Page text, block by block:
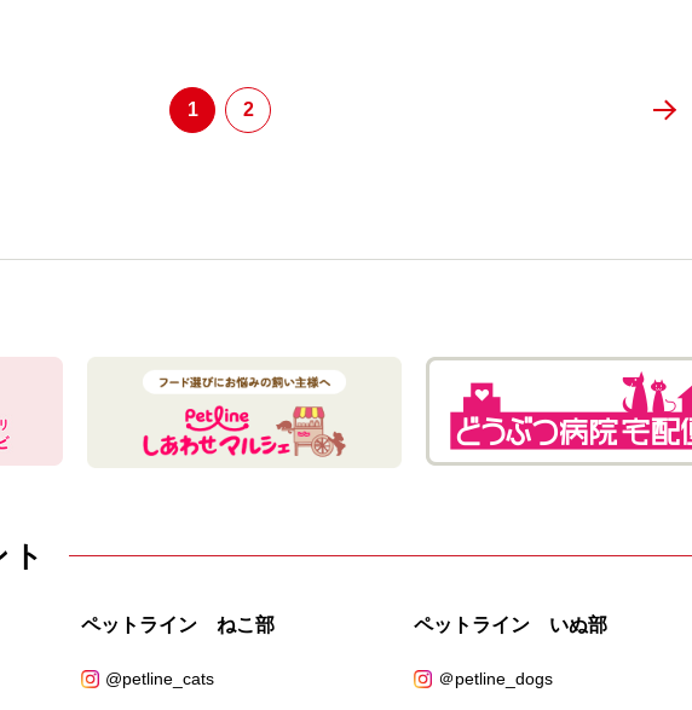
1 2
ペットライン ねこ部
@petline_cats
ペットライン いぬ部
＠petline_dogs